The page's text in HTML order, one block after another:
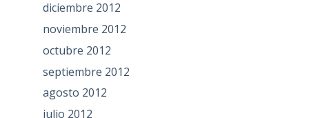
diciembre 2012
noviembre 2012
octubre 2012
septiembre 2012
agosto 2012
julio 2012